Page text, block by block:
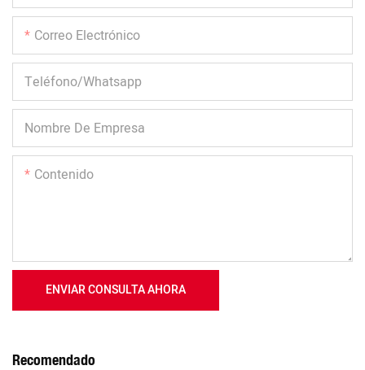
Correo Electrónico
Teléfono/whatsapp
Nombre De Empresa
Contenido
ENVIAR CONSULTA AHORA
Recomendado